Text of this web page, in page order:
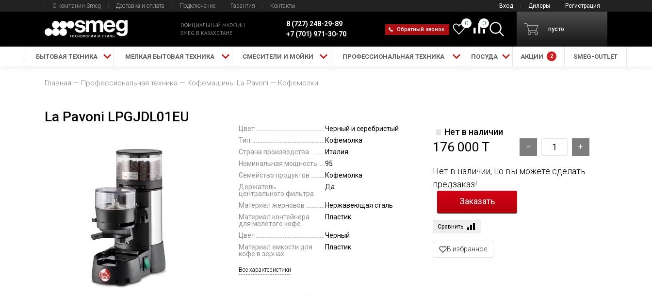
Вход Дилеры Регистрация
О компании Smeg Доставка и оплата Подключение Гарантия Контакты
ОФИЦИАЛЬНЫЙ МАГАЗИН
SMEG В КАЗАХСТАНЕ
8 (727) 248-29-89
+7 (701) 971-30-70
Обратный звонок
0
0
пусто
БЫТОВАЯ ТЕХНИКА МЕЛКАЯ БЫТОВАЯ ТЕХНИКА СМЕСИТЕЛИ И МОЙКИ ПРОФЕССИОНАЛЬНАЯ ТЕХНИКА ПОСУДА АКЦИИ 2 SMEG-OUTLET
Главная Профессиональная техника Кофемашины La Pavoni Кофемолки
La Pavoni LPGJDL01EU
Цвет
Черный и серебристый
Тип
Кофемолка
Страна производства
Италия
Номинальная мощность
95
Семейство продуктов
Кофемолка
Держатель
центрального фильтра
Да
Материал жерновов
Нержавеющая сталь
Материал контейнера
для молотого кофе
Пластик
Цвет
Черный
Материал емкости для
кофе в зернах
Пластик
Все характеристики
Нет в наличии
176 000 T
Нет в наличии, но вы можете сделать
предзаказ!
Сравнить
В избранное